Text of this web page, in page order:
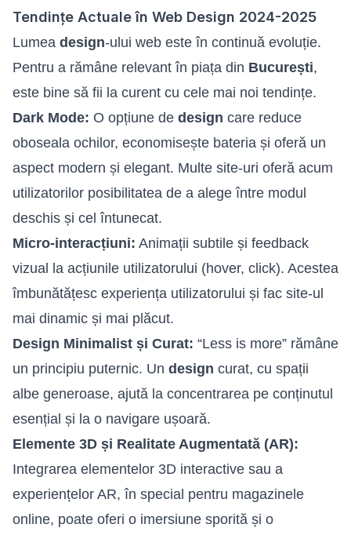
Tendințe Actuale în Web Design 2024-2025
Lumea design-ului web este în continuă evoluție.
Pentru a rămâne relevant în piața din București,
este bine să fii la curent cu cele mai noi tendințe.
Dark Mode: O opțiune de design care reduce
oboseala ochilor, economisește bateria și oferă un
aspect modern și elegant. Multe site-uri oferă acum
utilizatorilor posibilitatea de a alege între modul
deschis și cel întunecat.
Micro-interacțiuni: Animații subtile și feedback
vizual la acțiunile utilizatorului (hover, click). Acestea
îmbunătățesc experiența utilizatorului și fac site-ul
mai dinamic și mai plăcut.
Design Minimalist și Curat: “Less is more” rămâne
un principiu puternic. Un design curat, cu spații
albe generoase, ajută la concentrarea pe conținutul
esențial și la o navigare ușoară.
Elemente 3D și Realitate Augmentată (AR):
Integrarea elementelor 3D interactive sau a
experiențelor AR, în special pentru magazinele
online, poate oferi o imersiune sporită și o